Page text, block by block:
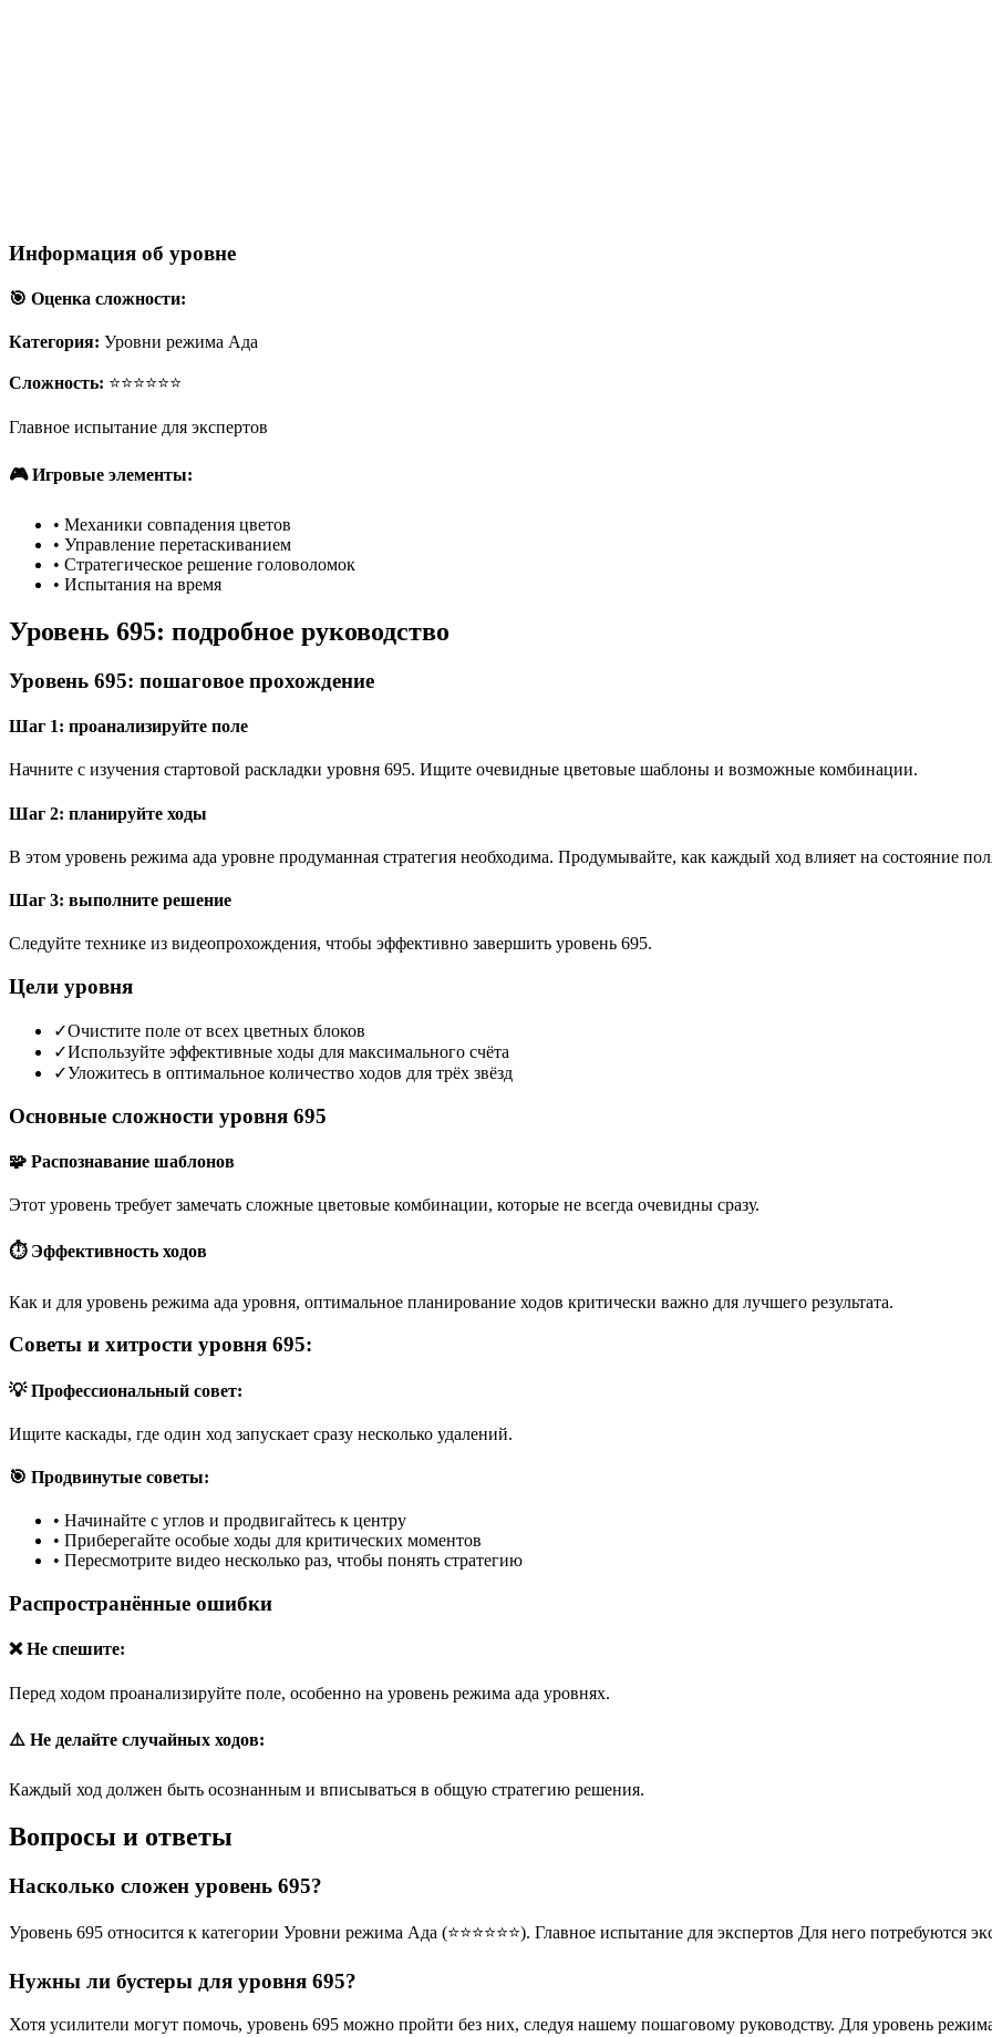
Информация об уровне
🎯 Оценка сложности:
Категория: Уровни режима Ада
Сложность: ⭐⭐⭐⭐⭐⭐
Главное испытание для экспертов
🎮 Игровые элементы:
• Механики совпадения цветов
• Управление перетаскиванием
• Стратегическое решение головоломок
• Испытания на время
Уровень 695: подробное руководство
Уровень 695: пошаговое прохождение
Шаг 1: проанализируйте поле
Начните с изучения стартовой раскладки уровня 695. Ищите очевидные цветовые шаблоны и возможные комбинации.
Шаг 2: планируйте ходы
В этом уровень режима ада уровне продуманная стратегия необходима. Продумывайте, как каждый ход влияет на состояние
Шаг 3: выполните решение
Следуйте технике из видеопрохождения, чтобы эффективно завершить уровень 695.
Цели уровня
✓Очистите поле от всех цветных блоков
✓Используйте эффективные ходы для максимального счёта
✓Уложитесь в оптимальное количество ходов для трёх звёзд
Основные сложности уровня 695
🧩 Распознавание шаблонов
Этот уровень требует замечать сложные цветовые комбинации, которые не всегда очевидны сразу.
⏱️ Эффективность ходов
Как и для уровень режима ада уровня, оптимальное планирование ходов критически важно для лучшего результата.
Советы и хитрости уровня 695:
💡 Профессиональный совет:
Ищите каскады, где один ход запускает сразу несколько удалений.
🎯 Продвинутые советы:
• Начинайте с углов и продвигайтесь к центру
• Приберегайте особые ходы для критических моментов
• Пересмотрите видео несколько раз, чтобы понять стратегию
Распространённые ошибки
❌ Не спешите:
Перед ходом проанализируйте поле, особенно на уровень режима ада уровнях.
⚠️ Не делайте случайных ходов:
Каждый ход должен быть осознанным и вписываться в общую стратегию решения.
Вопросы и ответы
Насколько сложен уровень 695?
Уровень 695 относится к категории Уровни режима Ада (⭐⭐⭐⭐⭐⭐). Главное испытание для экспертов Для него потребуются
Нужны ли бустеры для уровня 695?
Хотя усилители могут помочь, уровень 695 можно пройти без них, следуя нашему пошаговому руководству. Для уровень